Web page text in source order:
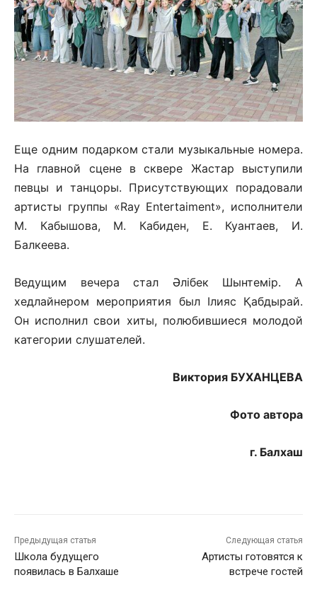
Еще одним подарком стали музыкальные номера.
На главной сцене в сквере Жастар выступили
певцы и танцоры. Присутствующих порадовали
артисты группы «Ray Entertaiment», исполнители
М. Кабышова, М. Кабиден, Е. Куантаев, И.
Балкеева.
Ведущим вечера стал Әлібек Шынтемір. А
хедлайнером мероприятия был Ілияс Қабдырай.
Он исполнил свои хиты, полюбившиеся молодой
категории слушателей.
Виктория БУХАНЦЕВА
Фото автора
г. Балхаш
Предыдущая статья
Школа будущего
появилась в Балхаше
Следующая статья
Артисты готовятся к
встрече гостей